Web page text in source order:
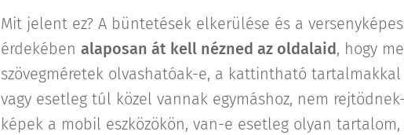
Mit jelent ez? A büntetések elkerülése és a
érdekében alaposan át kell nézned az oldalaid, hogy
szövegméretek olvashatóak-e, a kattintható
vagy esetleg túl közel vannak egymáshoz, nem
képek a mobil eszközökön, van-e esetleg olyan